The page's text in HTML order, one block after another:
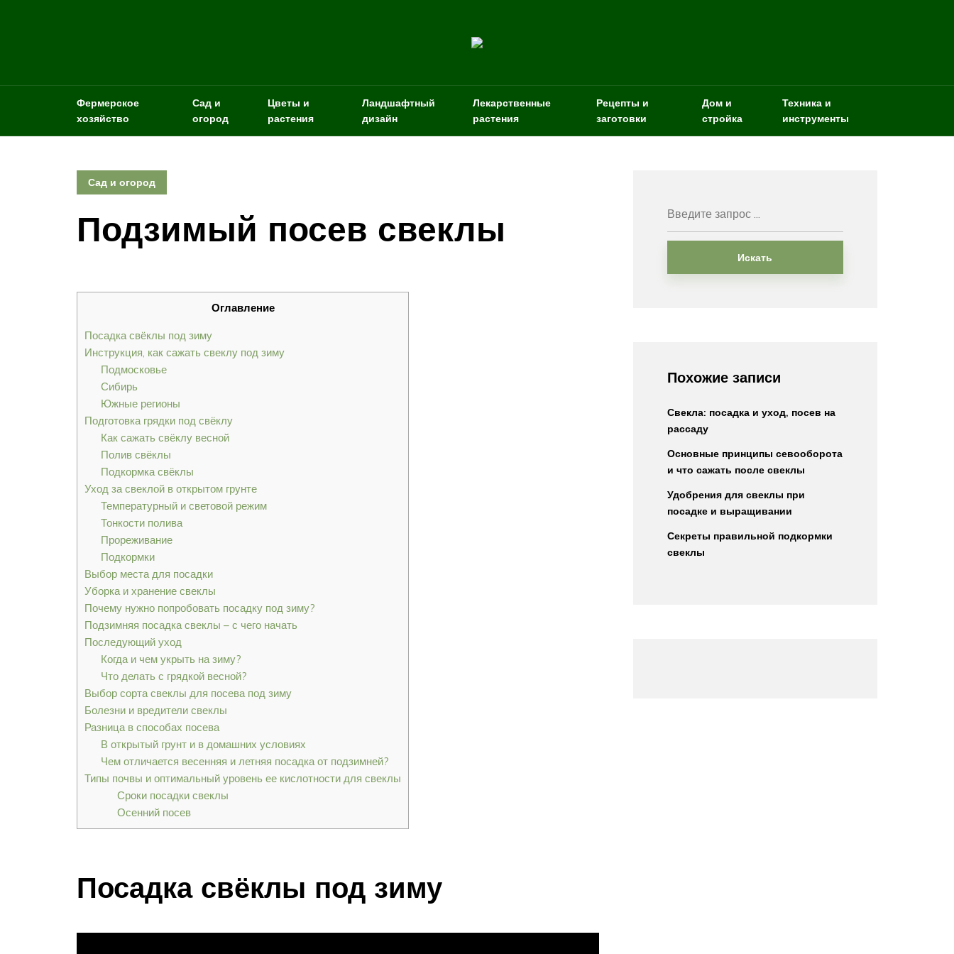
Фермерское
хозяйство
Сад и
огород
Цветы и
растения
Ландшафтный
дизайн
Лекарственные
растения
Рецепты и
заготовки
Дом и
стройка
Техника и
инструменты
Сад и огород
Подзимый посев свеклы
Оглавление
Посадка свёклы под зиму
Инструкция, как сажать свеклу под зиму
Подмосковье
Сибирь
Южные регионы
Подготовка грядки под свёклу
Как сажать свёклу весной
Полив свёклы
Подкормка свёклы
Уход за свеклой в открытом грунте
Температурный и световой режим
Тонкости полива
Прореживание
Подкормки
Выбор места для посадки
Уборка и хранение свеклы
Почему нужно попробовать посадку под зиму?
Подзимняя посадка свеклы – с чего начать
Последующий уход
Когда и чем укрыть на зиму?
Что делать с грядкой весной?
Выбор сорта свеклы для посева под зиму
Болезни и вредители свеклы
Разница в способах посева
В открытый грунт и в домашних условиях
Чем отличается весенняя и летняя посадка от подзимней?
Типы почвы и оптимальный уровень ее кислотности для свеклы
Сроки посадки свеклы
Осенний посев
Посадка свёклы под зиму
Искать
Похожие записи
Свекла: посадка и уход, посев на
рассаду
Основные принципы севооборота
и что сажать после свеклы
Удобрения для свеклы при
посадке и выращивании
Секреты правильной подкормки
свеклы